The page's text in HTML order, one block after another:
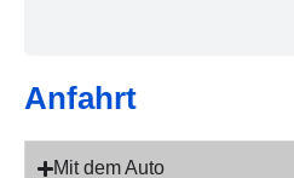
Anfahrt
Mit dem Auto